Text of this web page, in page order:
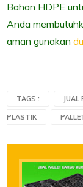
Bahan HDPE
Anda
aman gunakan
TAGS : JUAL
PLASTIK